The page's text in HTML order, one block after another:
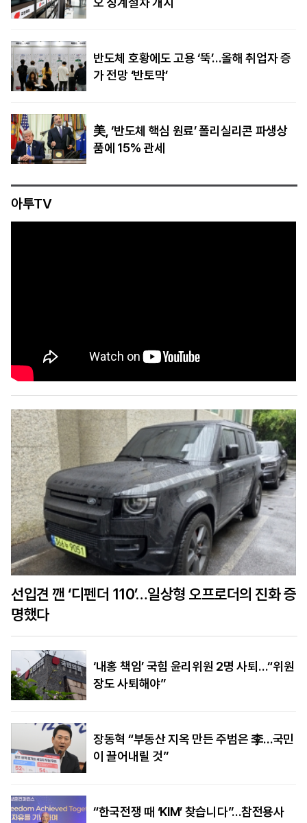
반도체 호황에도 고용 ‘뚝’…올해 취업자 증
가 전망 ‘반토막’
美, ‘반도체 핵심 원료’ 폴리실리콘 파생상
품에 15% 관세
아투TV
선입견 깬 ‘디펜더 110’…일상형 오프로더의 진화 증
명했다
‘내홍 책임’ 국힘 윤리위원 2명 사퇴…“위원
장도 사퇴해야”
장동혁 “부동산 지옥 만든 주범은 李…국민
이 끌어내릴 것”
“한국전쟁 때 ‘KIM’ 찾습니다”…참전용사